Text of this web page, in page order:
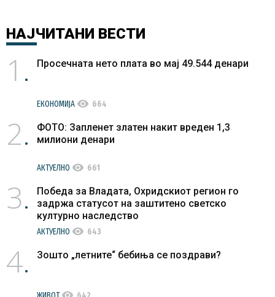
НАЈЧИТАНИ ВЕСТИ
1 Просечната нето плата во мај 49.544 денари
ЕКОНОМИЈА visibility 664
2
ФОТО: Запленет златен накит вреден 1,3
милиони денари
АКТУЕЛНО visibility 661
3
Победа за Владата, Охридскиот регион го
задржа статусот на заштитено светско
културно наследство
АКТУЕЛНО visibility 643
4 Зошто „летните“ бебиња се поздрави?